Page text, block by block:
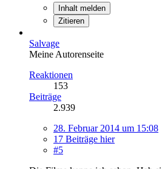
Inhalt melden
Zitieren
Salvage
Meine Autorenseite
Reaktionen
153
Beiträge
2.939
28. Februar 2014 um 15:08
17 Beiträge hier
#5